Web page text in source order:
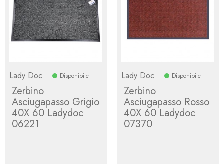
Lady Doc Disponibile
Zerbino
Asciugapasso Grigio
40X 60 Ladydoc
06221
Lady Doc Disponibile
Zerbino
Asciugapasso Rosso
40X 60 Ladydoc
07370